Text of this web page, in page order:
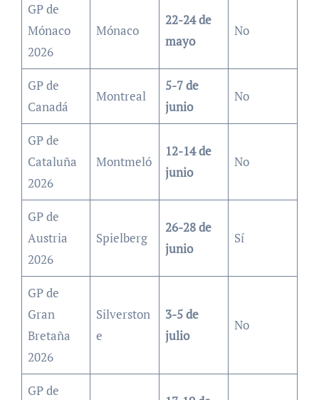
GP de
Mónaco
2026
Mónaco
22-24 de
mayo
No
GP de
Canadá
Montreal
5-7 de
junio
No
GP de
Cataluña
2026
Montmeló
12-14 de
junio
No
GP de
Austria
2026
Spielberg
26-28 de
junio
Sí
GP de
Gran
Bretaña
2026
Silverston
e
3-5 de
julio
No
GP de